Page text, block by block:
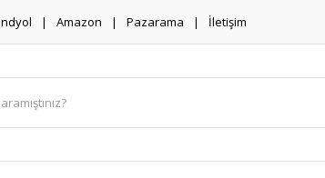
Amazon Pazarama İletişim